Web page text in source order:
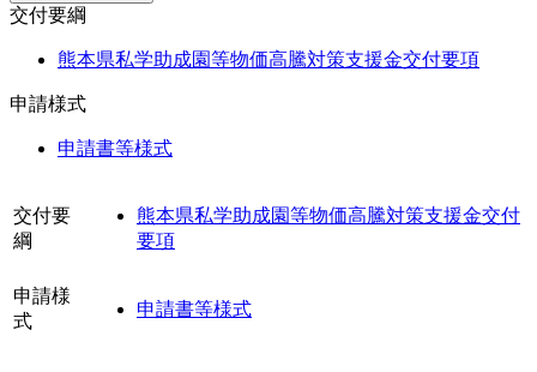
交付要綱
熊本県私学助成園等物価高騰対策支援金交付要項
申請様式
申請書等様式
交付要
綱
熊本県私学助成園等物価高騰対策支援金交付
要項
申請様
式
申請書等様式